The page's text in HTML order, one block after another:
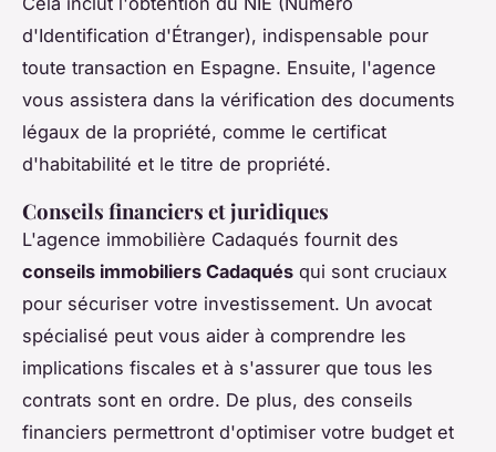
d'Identification d'Étranger), indispensable pour
toute transaction en Espagne. Ensuite, l'agence
vous assistera dans la vérification des documents
légaux de la propriété, comme le certificat
d'habitabilité et le titre de propriété.
Conseils financiers et juridiques
L'agence immobilière Cadaqués fournit des
conseils immobiliers Cadaqués qui sont cruciaux
pour sécuriser votre investissement. Un avocat
spécialisé peut vous aider à comprendre les
implications fiscales et à s'assurer que tous les
contrats sont en ordre. De plus, des conseils
financiers permettront d'optimiser votre budget et